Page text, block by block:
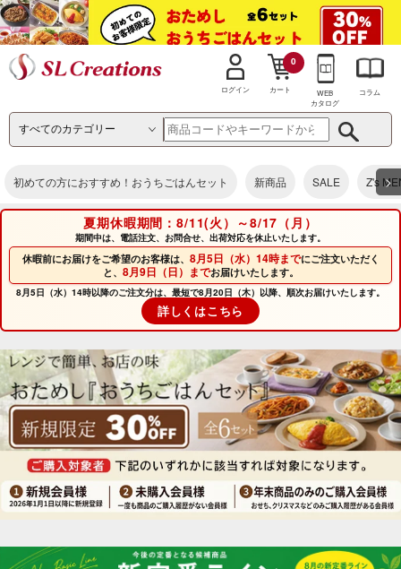
ログイン カート
0
WEB
カタログ
コラム
初めての方におすすめ！おうちごはんセット 新商品 SALE Z's >
夏期休暇期間：8/11(火）～8/17（月）
期間中は、電話注文、お問合せ、出荷対応を休止いたします。
休暇前にお届けをご希望のお客様は、 8月5日（水）14時までにご注文いただく
と、 8月9日（日）までお届けいたします。
8月5日（水）14時以降のご注文分は、最短で8月20日（木）以降、順次お届けいたします。
詳しくはこちら